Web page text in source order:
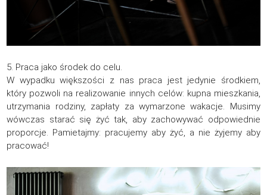
5. Praca jako środek do celu.
W wypadku większości z nas praca jest jedynie środkiem,
który pozwoli na realizowanie innych celów: kupna mieszkania,
utrzymania rodziny, zapłaty za wymarzone wakacje. Musimy
wówczas starać się żyć tak, aby zachowywać odpowiednie
proporcje. Pamietajmy: pracujemy aby żyć, a nie żyjemy aby
pracować!